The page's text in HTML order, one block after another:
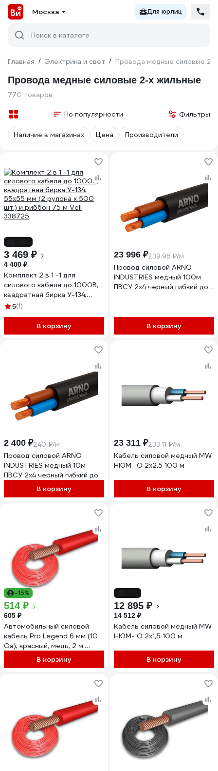
Москва Для юрлиц
Поиск в каталоге
Главная / Электрика и свет / Провода медные силовые 2-
Провода медные силовые 2-х жильные
770 товаров
По популярности Фильтры
Наличие в магазинах Цена Производители
3 469 ₽
4 400 ₽
Комплект 2 в 1 -1 для
силового кабеля до 1000В,
квадратная бирка У-134,
55x55 мм (2 рулона х 500
5(1)
В корзину
23 996 ₽239.96 ₽/м
Провод силовой ARNO
INDUSTRIES медный 100м
ПВСУ 2х4 черный гибкий до
В корзину
2 400 ₽240 ₽/м
Провод силовой ARNO
INDUSTRIES медный 10м
ПВСУ 2х4 черный гибкий до
380В для электромонтажа
ТРТС 46676201
В корзину
23 311 ₽233.11 ₽/м
Кабель силовой медный MW
НЮМ- O 2х2,5 100 м
В корзину
-15%
514 ₽
605 ₽
Автомобильный силовой
кабель Pro Legend 6 мм (10
Ga), красный, медь, 2 м.
В корзину
12 895 ₽
14 512 ₽
Кабель силовой медный MW
НЮМ- O 2х1,5 100 м
В корзину